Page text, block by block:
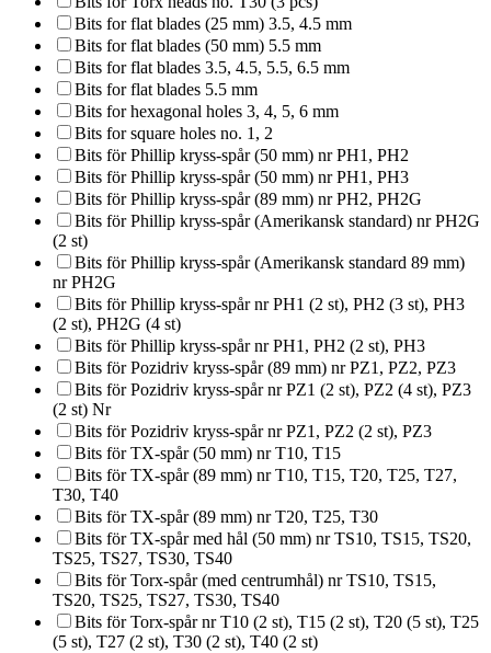
Bits for flat blades (25 mm) 3.5, 4.5 mm
Bits for flat blades (50 mm) 5.5 mm
Bits for flat blades 3.5, 4.5, 5.5, 6.5 mm
Bits for flat blades 5.5 mm
Bits for hexagonal holes 3, 4, 5, 6 mm
Bits for square holes no. 1, 2
Bits för Phillip kryss-spår (50 mm) nr PH1, PH2
Bits för Phillip kryss-spår (50 mm) nr PH1, PH3
Bits för Phillip kryss-spår (89 mm) nr PH2, PH2G
Bits för Phillip kryss-spår (Amerikansk standard) nr PH2G
(2 st)
Bits för Phillip kryss-spår (Amerikansk standard 89 mm)
nr PH2G
Bits för Phillip kryss-spår nr PH1 (2 st), PH2 (3 st), PH3
(2 st), PH2G (4 st)
Bits för Phillip kryss-spår nr PH1, PH2 (2 st), PH3
Bits för Pozidriv kryss-spår (89 mm) nr PZ1, PZ2, PZ3
Bits för Pozidriv kryss-spår nr PZ1 (2 st), PZ2 (4 st), PZ3
(2 st) Nr
Bits för Pozidriv kryss-spår nr PZ1, PZ2 (2 st), PZ3
Bits för TX-spår (50 mm) nr T10, T15
Bits för TX-spår (89 mm) nr T10, T15, T20, T25, T27,
T30, T40
Bits för TX-spår (89 mm) nr T20, T25, T30
Bits för TX-spår med hål (50 mm) nr TS10, TS15, TS20,
TS25, TS27, TS30, TS40
Bits för Torx-spår (med centrumhål) nr TS10, TS15,
TS20, TS25, TS27, TS30, TS40
Bits för Torx-spår nr T10 (2 st), T15 (2 st), T20 (5 st), T25
(5 st), T27 (2 st), T30 (2 st), T40 (2 st)